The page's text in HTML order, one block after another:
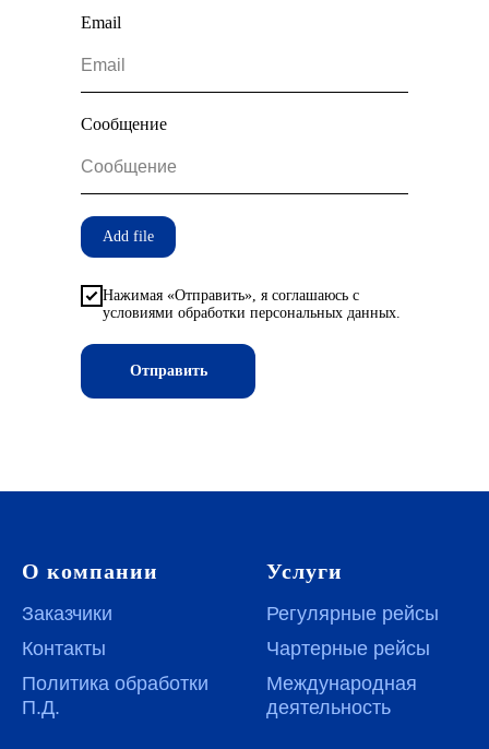
Email
Сообщение
Add file
Нажимая «Отправить», я соглашаюсь с
условиями обработки персональных данных.
Отправить
О компании
Заказчики
Контакты
Политика обработки
П.Д.
Услуги
Регулярные рейсы
Чартерные рейсы
Международная
деятельность